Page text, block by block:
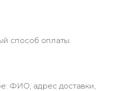
способ оплаты.
ФИО, адрес доставки,